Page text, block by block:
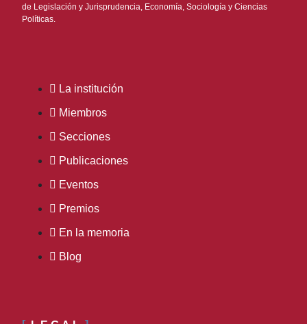
de Legislación y Jurisprudencia, Economía, Sociología y Ciencias
Políticas.
La institución
Miembros
Secciones
Publicaciones
Eventos
Premios
En la memoria
Blog